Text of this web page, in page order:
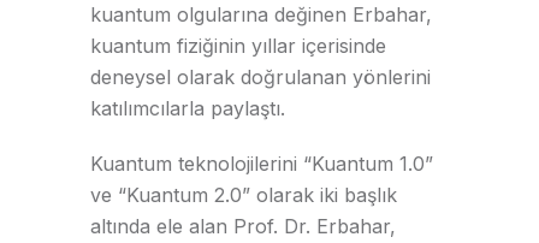
kuantum olgularına değinen Erbahar,
kuantum fiziğinin yıllar içerisinde
deneysel olarak doğrulanan yönlerini
katılımcılarla paylaştı.
Kuantum teknolojilerini “Kuantum 1.0”
ve “Kuantum 2.0” olarak iki başlık
altında ele alan Prof. Dr. Erbahar,